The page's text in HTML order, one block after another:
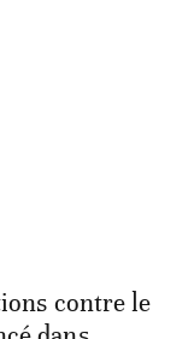
contre le